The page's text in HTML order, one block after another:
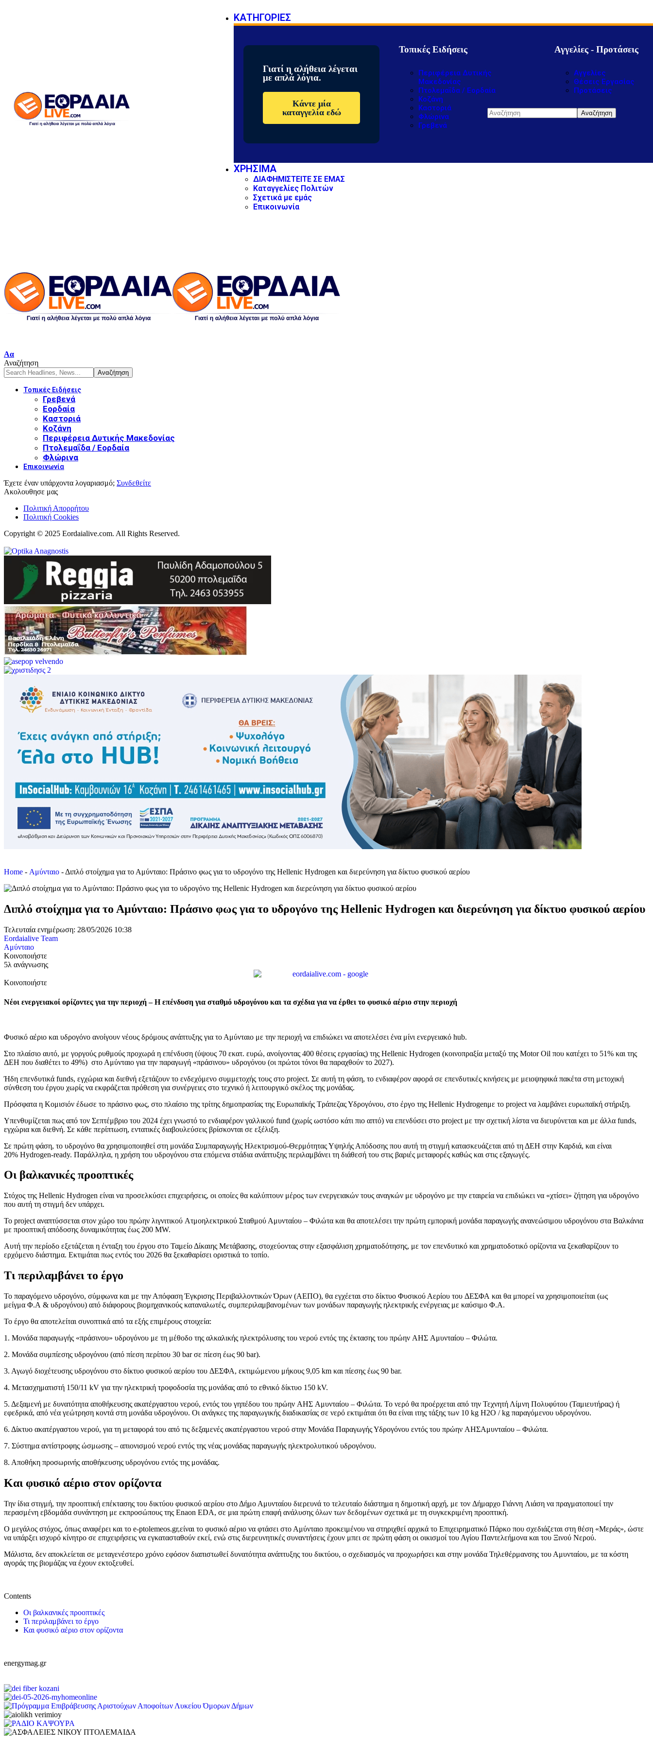
ΚΑΤΗΓΟΡΙΕΣ
Γιατί η αλήθεια λέγεται
με απλά λόγια.
Κάντε μία
καταγγελία εδώ
Τοπικές Ειδήσεις
Περιφέρεια Δυτικής
Μακεδονίας
Πτολεμαΐδα / Εορδαία
Κοζάνη
Καστοριά
Φλώρινα
Γρεβενά
Αγγελίες - Προτάσεις
Αγγελίες
Θέσεις Εργασίας
Προτάσεις
ΧΡΗΣΙΜΑ
ΔΙΑΦΗΜΙΣΤΕΙΤΕ ΣΕ ΕΜΑΣ
Καταγγελίες Πολιτών
Σχετικά με εμάς
Επικοινωνία
Αα
Αναζήτηση
Τοπικές Ειδήσεις
Γρεβενά
Εορδαία
Καστοριά
Κοζάνη
Περιφέρεια Δυτικής Μακεδονίας
Πτολεμαΐδα / Εορδαία
Φλώρινα
Επικοινωνία
Έχετε έναν υπάρχοντα λογαριασμό; Συνδεθείτε
Ακολουθησε μας
Πολιτική Απορρήτου
Πολιτική Cookies
Copyright © 2025 Eordaialive.com. All Rights Reserved.
Home - Αμύνταιο - Διπλό στοίχημα για το Αμύνταιο: Πράσινο φως για το υδρογόνο της Hellenic Hydrogen και διερεύνηση για δίκτυο φυσικού αερίου
Διπλό στοίχημα για το Αμύνταιο: Πράσινο φως για το υδρογόνο της Hellenic Hydrogen και διερεύνηση για δίκτυο φυσικού αερίου
Τελευταία ενημέρωση: 28/05/2026 10:38
Eordaialive Team
Αμύνταιο
Κοινοποιήστε
5λ ανάγνωσης
Κοινοποιήστε
Νέοι ενεργειακοί ορίζοντες για την περιοχή – Η επένδυση για σταθμό υδρογόνου και τα σχέδια για να έρθει το φυσικό αέριο στην περιοχή
Φυσικό αέριο και υδρογόνο ανοίγουν νέους δρόμους ανάπτυξης για το Αμύνταιο με την περιοχή να επιδιώκει να αποτελέσει ένα μίνι ενεργειακό hub.
Στο πλαίσιο αυτό, με γοργούς ρυθμούς προχωρά η επένδυση (ύψους 70 εκατ. ευρώ, ανοίγοντας 400 θέσεις εργασίας) της Hellenic Hydrogen (κοινοπραξία μεταξύ της Motor Oil που κατέχει το 51% και της
ΔΕΗ που διαθέτει το 49%) στο Αμύνταιο για την παραγωγή «πράσινου» υδρογόνου (οι πρώτοι τόνοι θα παραχθούν το 2027).
Ήδη επενδυτικά funds, εγχώρια και διεθνή εξετάζουν το ενδεχόμενο συμμετοχής τους στο project. Σε αυτή τη φάση, το ενδιαφέρον αφορά σε επενδυτικές κινήσεις με μειοψηφικά πακέτα στη μετοχική
σύνθεση του έργου χωρίς να εκφράζεται πρόθεση για συνέργειες στο τεχνικό ή λειτουργικό σκέλος της μονάδας.
Πρόσφατα η Κομισιόν έδωσε το πράσινο φως, στο πλαίσιο της τρίτης δημοπρασίας της Ευρωπαϊκής Τράπεζας Υδρογόνου, στο έργο της Hellenic Hydrogenμε το project να λαμβάνει ευρωπαϊκή στήριξη.
Υπενθυμίζεται πως από τον Σεπτέμβριο του 2024 έχει γνωστό το ενδιαφέρον γαλλικού fund (χωρίς ωστόσο κάτι πιο απτό) να επενδύσει στο project με την σχετική λίστα να διευρύνεται και με άλλα funds,
εγχώρια και διεθνή. Σε κάθε περίπτωση, εντατικές διαβουλεύσεις βρίσκονται σε εξέλιξη.
Σε πρώτη φάση, το υδρογόνο θα χρησιμοποιηθεί στη μονάδα Συμπαραγωγής Ηλεκτρισμού-Θερμότητας Υψηλής Απόδοσης που αυτή τη στιγμή κατασκευάζεται από τη ΔΕΗ στην Καρδιά, και είναι
20% Hydrogen-ready. Παράλληλα, η χρήση του υδρογόνου στα επόμενα στάδια ανάπτυξης περιλαμβάνει τη διάθεσή του στις βαριές μεταφορές καθώς και στις εξαγωγές.
Οι βαλκανικές προοπτικές
Στόχος της Hellenic Hydrogen είναι να προσελκύσει επιχειρήσεις, οι οποίες θα καλύπτουν μέρος των ενεργειακών τους αναγκών με υδρογόνο με την εταιρεία να επιδιώκει να «χτίσει» ζήτηση για υδρογόνο
που αυτή τη στιγμή δεν υπάρχει.
Το project αναπτύσσεται στον χώρο του πρώην λιγνιτικού Ατμοηλεκτρικού Σταθμού Αμυνταίου – Φιλώτα και θα αποτελέσει την πρώτη εμπορική μονάδα παραγωγής ανανεώσιμου υδρογόνου στα Βαλκάνια
με προοπτική απόδοσης δυναμικότητας έως 200 ΜW.
Αυτή την περίοδο εξετάζεται η ένταξη του έργου στο Ταμείο Δίκαιης Μετάβασης, στοχεύοντας στην εξασφάλιση χρηματοδότησης, με τον επενδυτικό και χρηματοδοτικό ορίζοντα να ξεκαθαρίζουν το
ερχόμενο διάστημα. Εκτιμάται πως εντός του 2026 θα ξεκαθαρίσει οριστικά το τοπίο.
Τι περιλαμβάνει το έργο
Το παραγόμενο υδρογόνο, σύμφωνα και με την Απόφαση Έγκρισης Περιβαλλοντικών Όρων (ΑΕΠΟ), θα εγχέεται στο δίκτυο Φυσικού Αερίου του ΔΕΣΦΑ και θα μπορεί να χρησιμοποιείται (ως
μείγμα Φ.Α & υδρογόνου) από διάφορους βιομηχανικούς καταναλωτές, συμπεριλαμβανομένων των μονάδων παραγωγής ηλεκτρικής ενέργειας με καύσιμο Φ.Α.
Το έργο θα αποτελείται συνοπτικά από τα εξής επιμέρους στοιχεία:
1. Μονάδα παραγωγής «πράσινου» υδρογόνου με τη μέθοδο της αλκαλικής ηλεκτρόλυσης του νερού εντός της έκτασης του πρώην ΑΗΣ Αμυνταίου – Φιλώτα.
2. Μονάδα συμπίεσης υδρογόνου (από πίεση περίπου 30 bar σε πίεση έως 90 bar).
3. Αγωγό διοχέτευσης υδρογόνου στο δίκτυο φυσικού αερίου του ΔΕΣΦΑ, εκτιμώμενου μήκους 9,05 km και πίεσης έως 90 bar.
4. Μετασχηματιστή 150/11 kV για την ηλεκτρική τροφοδοσία της μονάδας από το εθνικό δίκτυο 150 kV.
5. Δεξαμενή με δυνατότητα αποθήκευσης ακατέργαστου νερού, εντός του γηπέδου του πρώην ΑΗΣ Αμυνταίου – Φιλώτα. Το νερό θα προέρχεται από την Τεχνητή Λίμνη Πολυφύτου (Ταμιευτήρας) ή
εφεδρικά, από νέα γεώτρηση κοντά στη μονάδα υδρογόνου. Οι ανάγκες της παραγωγικής διαδικασίας σε νερό εκτιμάται ότι θα είναι ιτης τάξης των 10 kg H2O / kg παραγόμενου υδρογόνου.
6. Δίκτυο ακατέργαστου νερού, για τη μεταφορά του από τις δεξαμενές ακατέργαστου νερού στην Μονάδα Παραγωγής Υδρογόνου εντός του πρώην ΑΗΣΑμυνταίου – Φιλώτα.
7. Σύστημα αντίστροφης ώσμωσης – απιονισμού νερού εντός της νέας μονάδας παραγωγής ηλεκτρολυτικού υδρογόνου.
8. Αποθήκη προσωρινής αποθήκευσης υδρογόνου εντός της μονάδας.
Και φυσικό αέριο στον ορίζοντα
Την ίδια στιγμή, την προοπτική επέκτασης του δικτύου φυσικού αερίου στο Δήμο Αμυνταίου διερευνά το τελευταίο διάστημα η δημοτική αρχή, με τον Δήμαρχο Γιάννη Λιάση να πραγματοποιεί την
περασμένη εβδομάδα συνάντηση με εκπροσώπους της Enaon EDA, σε μια πρώτη επαφή ανάλυσης όλων των δεδομένων σχετικά με τη συγκεκριμένη προοπτική.
Ο μεγάλος στόχος, όπως αναφέρει και το e-ptolemeos.gr,είναι το φυσικό αέριο να φτάσει στο Αμύνταιο προκειμένου να στηριχθεί αρχικά το Επιχειρηματικό Πάρκο που σχεδιάζεται στη θέση «Μεράς», ώστε
να υπάρξει ισχυρό κίνητρο σε επιχειρήσεις να εγκατασταθούν εκεί, ενώ στις διερευνητικές συναντήσεις έχουν μπει σε πρώτη φάση οι οικισμοί του Αγίου Παντελεήμονα και του Ξινού Νερού.
Μάλιστα, δεν αποκλείεται σε μεταγενέστερο χρόνο εφόσον διαπιστωθεί δυνατότητα ανάπτυξης του δικτύου, ο σχεδιασμός να προχωρήσει και στην μονάδα Τηλεθέρμανσης του Αμυνταίου, με τα κόστη
αγοράς της βιομάζας να έχουν εκτοξευθεί.
Contents
Οι βαλκανικές προοπτικές
Τι περιλαμβάνει το έργο
Και φυσικό αέριο στον ορίζοντα
energymag.gr